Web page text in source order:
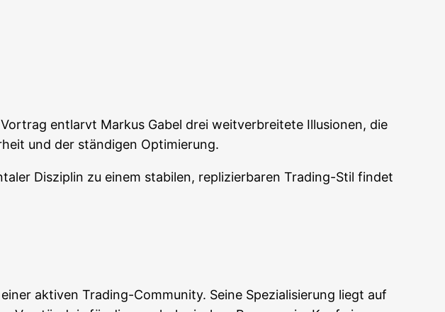
ent­larvt Mar­kus Gabel drei weit­ver­brei­te­te Illu­sio­nen, die
und der stän­di­gen Optimierung.
Dis­zi­plin zu einem sta­bi­len, repli­zier­ba­ren Tra­ding-Stil fin­det
akti­ven Tra­ding-Com­mu­ni­ty. Sei­ne Spe­zia­li­sie­rung liegt auf